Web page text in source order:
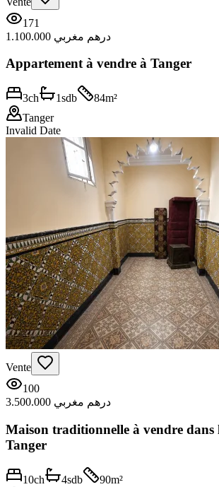
171
1.100.000 درهم مغربي
Appartement à vendre à Tanger
3ch 1sdb 84m²
Tanger
Invalid Date
Vente
100
3.500.000 درهم مغربي
Maison traditionnelle à vendre dans
Tanger
10ch 4sdb 90m²